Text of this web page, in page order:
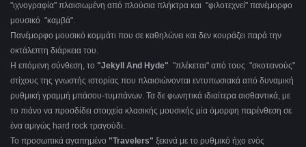
"ιχνογραφία" πλαισιωμένη από πλούσια πλήκτρα και "φιλοτεχνεί" πανέμορφο
μουσικό "καμβά".
Πανέμορφο μουσικό κομμάτι που σε καθηλώνει και δεν κουράζει παρά την
οκτάλεπτη διάρκεια του.
Η επόμενη σύνθεση, το "Jekyll And Hyde" "πλέκεται" από τους "σκοτεινούς"
στίχους της γνωστής ιστορίας που πλαισιώνονται εντυπωσιακά από δυναμική
ρυθμική γραμμή μπάσου-τυμπάνων. Τα δε φωνητικά ιδιαίτερα αισθαντικά, με
το πιάνο να προσδίδει στοιχεία κλασικής μουσικής μία όμορφη παρένθεση σε
ένα αμιγώς hard rock τραγούδι.
Το προσωπικά αγαπημένο "Travelers" ξεκινά με το ρυθμικό ήχο ενός